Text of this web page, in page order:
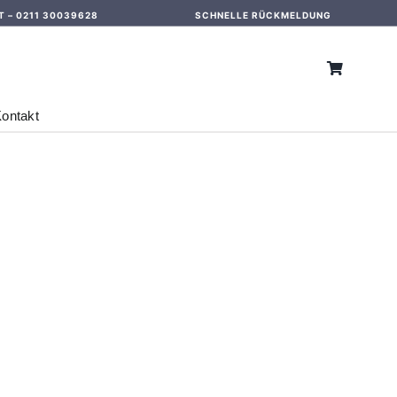
– 0211 30039628 SCHNELLE RÜCKMELDUNG